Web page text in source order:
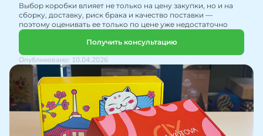
Выбор коробки влияет не только на цену закупки, но и на
сборку, доставку, риск брака и качество поставки —
поэтому оценивать ее только по цене уже недостаточно
Получить консультацию
Опубликовано: 10.04.2026